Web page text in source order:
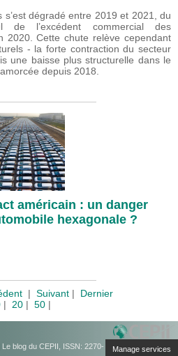
dégradé entre 2019 et 2021, du
l’excédent commercial des
2020. Cette chute relève cependant
- la forte contraction du secteur
une baisse plus structurelle dans le
depuis 2018.
américain : un danger
hexagonale ?
| Suivant| Dernier
| 20 | 50 |
Le blog du CEPII, ISSN: 2270-
Manage services